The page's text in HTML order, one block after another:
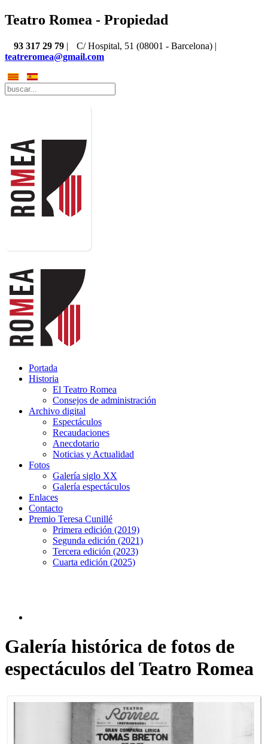
Teatro Romea - Propiedad
93 317 29 79 |
C/ Hospital, 51 (08001 - Barcelona) |
teatreromea@gmail.com
Portada
Historia
El Teatro Romea
Consejos de administración
Archivo digital
Espectáculos
Recaudaciones
Anecdotario
Noticias y Actualidad
Fotos
Galería siglo XX
Galería espectáculos
Enlaces
Contacto
Premio Teresa Cunillé
Primera edición (2019)
Segunda edición (2021)
Tercera edición (2023)
Cuarta edición (2025)
Galería histórica de fotos de
espectáculos del Teatro Romea